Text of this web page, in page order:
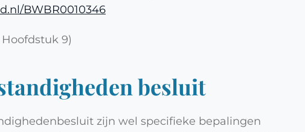
BWBR0010346
9)
besluit
zijn wel specifieke bepalingen